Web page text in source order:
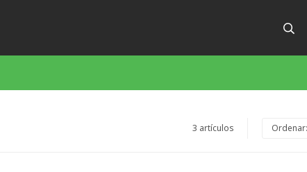
3 artículos